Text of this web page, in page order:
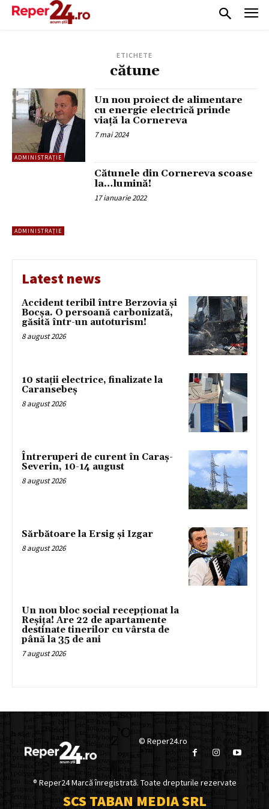
ETICHETE
cătune
ADMINISTRAȚIE
Un nou proiect de alimentare
cu energie electrică prinde
viață la Cornereva
7 mai 2024
ADMINISTRAȚIE
Cătunele din Cornereva scoase
la…lumină!
17 ianuarie 2022
Latest news
Accident teribil între Berzovia și
Bocșa. O persoană carbonizată,
găsită într-un autoturism!
8 august 2026
10 stații electrice, finalizate la
Caransebeș
8 august 2026
Întreruperi de curent în Caraș-
Severin, 10-14 august
8 august 2026
Sărbătoare la Ersig și Izgar
8 august 2026
Un nou bloc social recepționat la
Reșița! Are 22 de apartamente
destinate tinerilor cu vârsta de
până la 35 de ani
7 august 2026
© Reper24.ro
® Reper24 Marcă înregistrată. Toate drepturile rezervate
SCS TABAN MEDIA SRL